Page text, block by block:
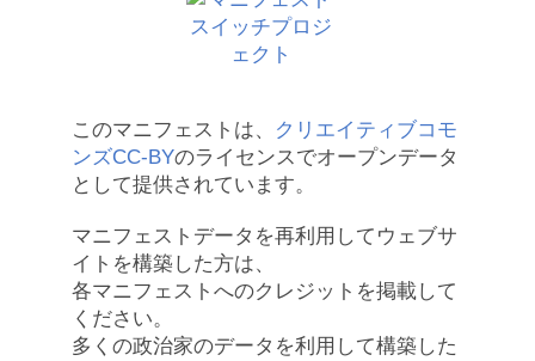
このマニフェストは、
クリエイティブコモ
ンズCC-BYのライセンスでオープンデータ
として提供されています。
マニフェストデータを再利用してウェブサ
イトを構築した方は、
各マニフェストへのクレジットを掲載して
ください。
多くの政治家のデータを利用して構築した